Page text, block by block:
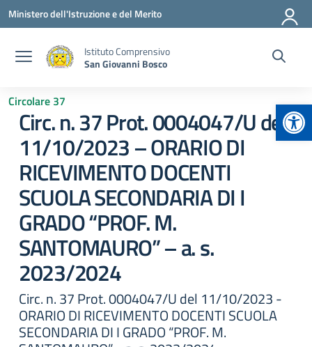
Vai ai contenuti
Vai al menu di navigazione
Vai al footer
Ministero dell'Istruzione e del Merito
Istituto Comprensivo
San Giovanni Bosco
Circolare 37
Circ. n. 37 Prot. 0004047/U del
11/10/2023 – ORARIO DI
RICEVIMENTO DOCENTI
SCUOLA SECONDARIA DI I
GRADO “PROF. M.
SANTOMAURO” – a. s.
2023/2024
Circ. n. 37 Prot. 0004047/U del 11/10/2023 -
ORARIO DI RICEVIMENTO DOCENTI SCUOLA
SECONDARIA DI I GRADO “PROF. M.